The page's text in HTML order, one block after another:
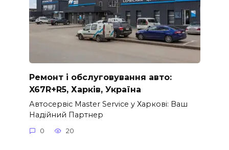
Ремонт і обслуговування авто:
X67R+R5, Харків, Україна
Автосервіс Master Service у Харкові: Ваш
Надійний Партнер
0 20